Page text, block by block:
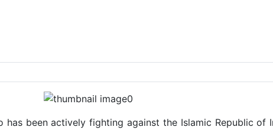
been actively fighting against the Islamic Republic